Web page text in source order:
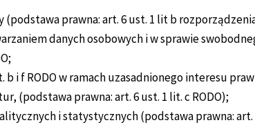
prawna: art. 6 ust. 1 lit b
danych osobowych i w sprawie
i f RODO w ramach uzasadnionego interesu
(podstawa prawna: art. 6 ust. 1 lit. c RODO);
i statystycznych (podstawa prawna: art.